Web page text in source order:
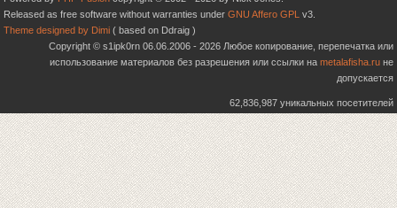
Released as free software without warranties under GNU Affero GPL v3.
Theme designed by Dimi ( based on Ddraig )
Copyright © s1ipk0rn 06.06.2006 - 2026 Любое копирование, перепечатка или
использование материалов без разрешения или ссылки на metalafisha.ru не
допускается
62,836,987 уникальных посетителей